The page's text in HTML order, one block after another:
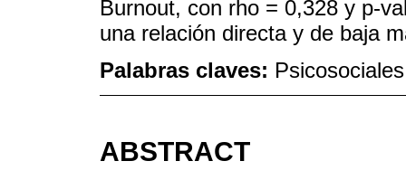
Burnout, con rho = 0,328 y p-
una relación directa y de baja
Palabras claves:
ABSTRACT